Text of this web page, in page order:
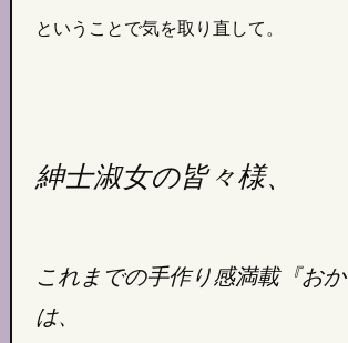
ということで気を取り直して。
紳士淑女の皆々様、
これまでの手作り感満載『おか
は、